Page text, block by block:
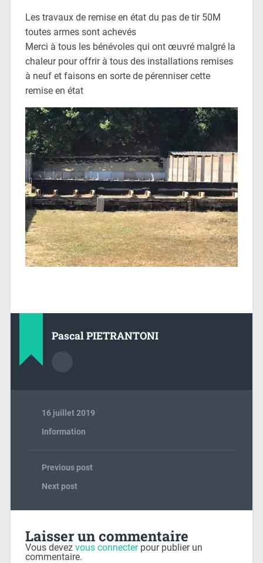
Les travaux de remise en état du pas de tir 50M
toutes armes sont achevés
Merci à tous les bénévoles qui ont œuvré malgré la
chaleur pour offrir à tous des installations remises
à neuf et faisons en sorte de pérenniser cette
remise en état
Pascal PIETRANTONI
16 juillet 2019
Information
Previous post
Next post
Laisser un commentaire
Vous devez vous connecterpour publier un
commentaire.